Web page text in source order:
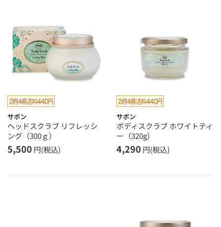
サボン
ヘッドスクラブ リフレッシ
ング（300ｇ）
5,500 円(税込)
サボン
ボディスクラブ ホワイトティ
ー（320g）
4,290 円(税込)